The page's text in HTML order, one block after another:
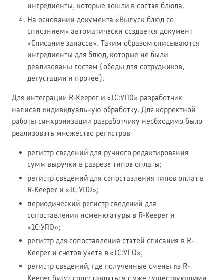
ингредиенты, которые вошли в состав блюда.
На основании документа «Выпуск блюд со
списанием» автоматически создается документ
«Списание запасов». Таким образом списываются
ингредиенты для блюд, которые не были
реализованы гостям (обеды для сотрудников,
дегустации и прочее).
Для интеграции R-Keeper и «1С:УПО» разработчик
написал индивидуальную обработку. Для корректной
работы синхронизации разработчику необходимо было
реализовать множество регистров:
регистр сведений для ручного редактирования
сумм выручки в разрезе типов оплаты;
регистр сведений для сопоставления типов оплат в
R-Keeper и «1С:УПО»;
периодический регистр сведений для
сопоставления номенклатуры в R-Keeper и
«1С:УПО»;
регистр для сопоставления статей списания в R-
Keeper и счетов учета в «1С:УПО»;
регистр сведений, где полученные смены из R-
Keeper будут сопоставляться с уже существующими